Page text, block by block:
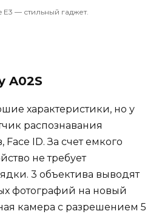
E3 — стильный гаджет.
A02S
характеристики, но у
распознавания
Face ID. За счет емкого
не требует
3 объектива выводят
фотографий на новый
камера с разрешением 5